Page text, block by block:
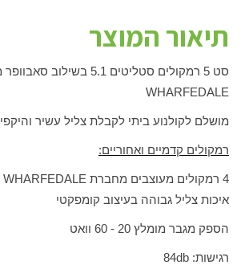
תיאור המוצר
סט 5 רמקולים סטליטים 5.1 בשילוב סאבוופר מחברת
WHARFEDALE
מושלם לקולנוע ביתי לקבלת צליל עשיר והיקפי
רמקולים קדמיים ואחוריים:
4 רמקולים מעוצבים מחברת WHARFEDALE
איכות צליל גבוהה בעיצוב קומפקטי
הספק מגבר מומלץ 20 - 60 וואט
רגישות: db
84